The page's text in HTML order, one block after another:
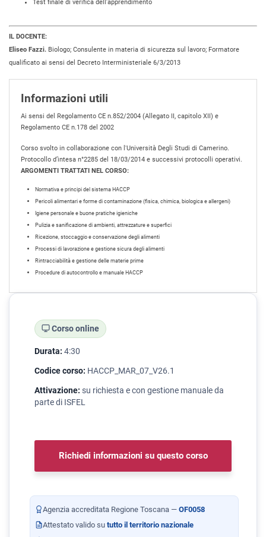
Test finale di verifica dell’apprendimento
IL DOCENTE:
Eliseo Fazzi. Biologo; Consulente in materia di sicurezza sul lavoro; Formatore
qualificato ai sensi del Decreto Interministeriale 6/3/2013
Informazioni utili
Ai sensi del Regolamento CE n.852/2004 (Allegato II, capitolo XII) e
Regolamento CE n.178 del 2002
Corso svolto in collaborazione con l'Università Degli Studi di Camerino.
Protocollo d’intesa n°2285 del 18/03/2014 e successivi protocolli operativi.
ARGOMENTI TRATTATI NEL CORSO:
Normativa e principi del sistema HACCP
Pericoli alimentari e forme di contaminazione (fisica, chimica, biologica e allergeni)
Igiene personale e buone pratiche igieniche
Pulizia e sanificazione di ambienti, attrezzature e superfici
Ricezione, stoccaggio e conservazione degli alimenti
Processi di lavorazione e gestione sicura degli alimenti
Rintracciabilità e gestione delle materie prime
Procedure di autocontrollo e manuale HACCP
Corso online
Durata: 4:30
Codice corso: HACCP_MAR_07_V26.1
Attivazione: su richiesta e con gestione manuale da
parte di ISFEL
Richiedi informazioni su questo corso
Agenzia accreditata Regione Toscana — OF0058
Attestato valido su tutto il territorio nazionale